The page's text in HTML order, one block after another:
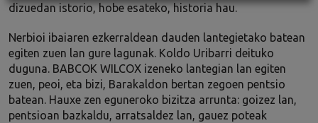
dizuedan istorio, hobe esateko, historia hau.
Nerbioi ibaiaren ezkerraldean dauden lantegietako batean
egiten zuen lan gure lagunak. Koldo Uribarri deituko
duguna. BABCOK WILCOX izeneko lantegian lan egiten
zuen, peoi, eta bizi, Barakaldon bertan zegoen pentsio
batean. Hauxe zen eguneroko bizitza arrunta: goizez lan,
pentsioan bazkaldu, arratsaldez lan, gauez poteak